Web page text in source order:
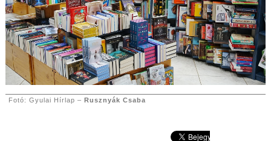
Fotó: Gyulai Hírlap – Rusznyák Csaba